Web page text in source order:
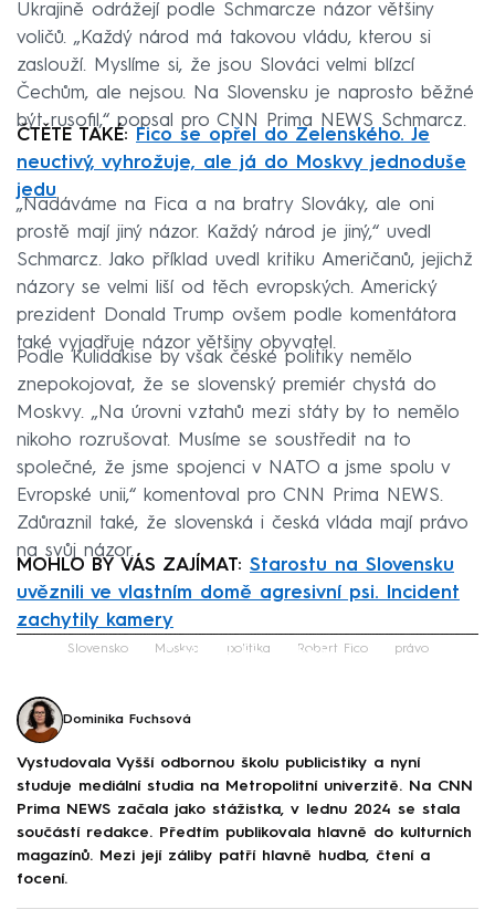
Ukrajině odrážejí podle Schmarcze názor většiny
voličů. „Každý národ má takovou vládu, kterou si
zaslouží. Myslíme si, že jsou Slováci velmi blízcí
Čechům, ale nejsou. Na Slovensku je naprosto běžné
být rusofil,“ popsal pro CNN Prima NEWS Schmarcz.
ČTĚTE TAKÉ:
Fico se opřel do Zelenského. Je
neuctivý, vyhrožuje, ale já do Moskvy jednoduše
jedu
„Nadáváme na Fica a na bratry Slováky, ale oni
prostě mají jiný názor. Každý národ je jiný,“ uvedl
Schmarcz. Jako příklad uvedl kritiku Američanů, jejichž
názory se velmi liší od těch evropských. Americký
prezident Donald Trump ovšem podle komentátora
také vyjadřuje názor většiny obyvatel.
Podle Kulidakise by však české politiky nemělo
znepokojovat, že se slovenský premiér chystá do
Moskvy. „Na úrovni vztahů mezi státy by to nemělo
nikoho rozrušovat. Musíme se soustředit na to
společné, že jsme spojenci v NATO a jsme spolu v
Evropské unii,“ komentoval pro CNN Prima NEWS.
Zdůraznil také, že slovenská i česká vláda mají právo
na svůj názor.
MOHLO BY VÁS ZAJÍMAT: Starostu na Slovensku
uvěznili ve vlastním domě agresivní psi. Incident
zachytily kamery
Failed to fetch
Slovensko Moskva politika Robert Fico právo
Dominika Fuchsová
Vystudovala Vyšší odbornou školu publicistiky a nyní
studuje mediální studia na Metropolitní univerzitě. Na CNN
Prima NEWS začala jako stážistka, v lednu 2024 se stala
součástí redakce. Předtím publikovala hlavně do kulturních
magazínů. Mezi její záliby patří hlavně hudba, čtení a
focení.